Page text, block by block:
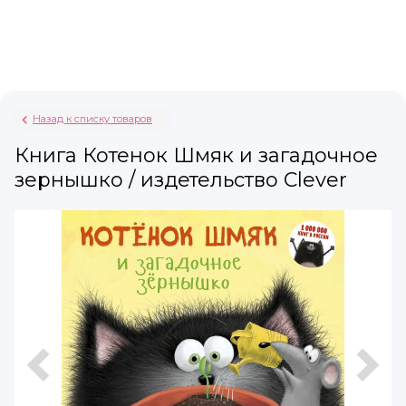
Назад к списку товаров
Книга Котенок Шмяк и загадочное
зернышко / издетельство Clever